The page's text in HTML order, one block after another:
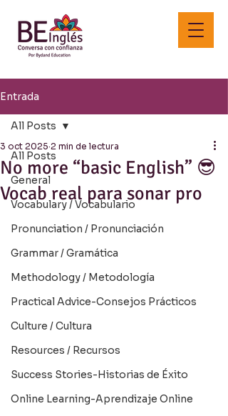
Entrada
All Posts
General
Vocabulary / Vocabulario
Pronunciation / Pronunciación
Grammar / Gramática
Methodology / Metodología
Practical Advice-Consejos Prácticos
Culture / Cultura
Resources / Recursos
Success Stories-Historias de Éxito
Online Learning-Aprendizaje Online
All Posts
No more “basic English” 😎
Vocab real para sonar pro
3 oct 2025 2 min de lectura